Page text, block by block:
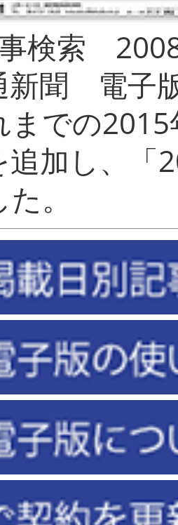
検索
聞 電子
までの
追加し、「
し